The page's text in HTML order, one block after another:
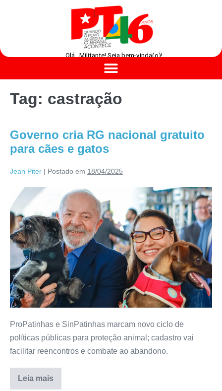
Olá , Militante! Seja bem-vinda(o)!
Tag: castração
Governo cria RG nacional gratuito
para cães e gatos
Jean Piter | Postado em 18/04/2025
ProPatinhas e SinPatinhas marcam novo ciclo de
políticas públicas para proteção animal; cadastro vai
facilitar reencontros e combate ao abandono.
Leia mais